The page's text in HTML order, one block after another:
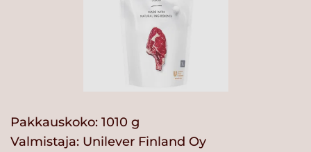
Pakkauskoko: 1010 g
Valmistaja: Unilever Finland Oy